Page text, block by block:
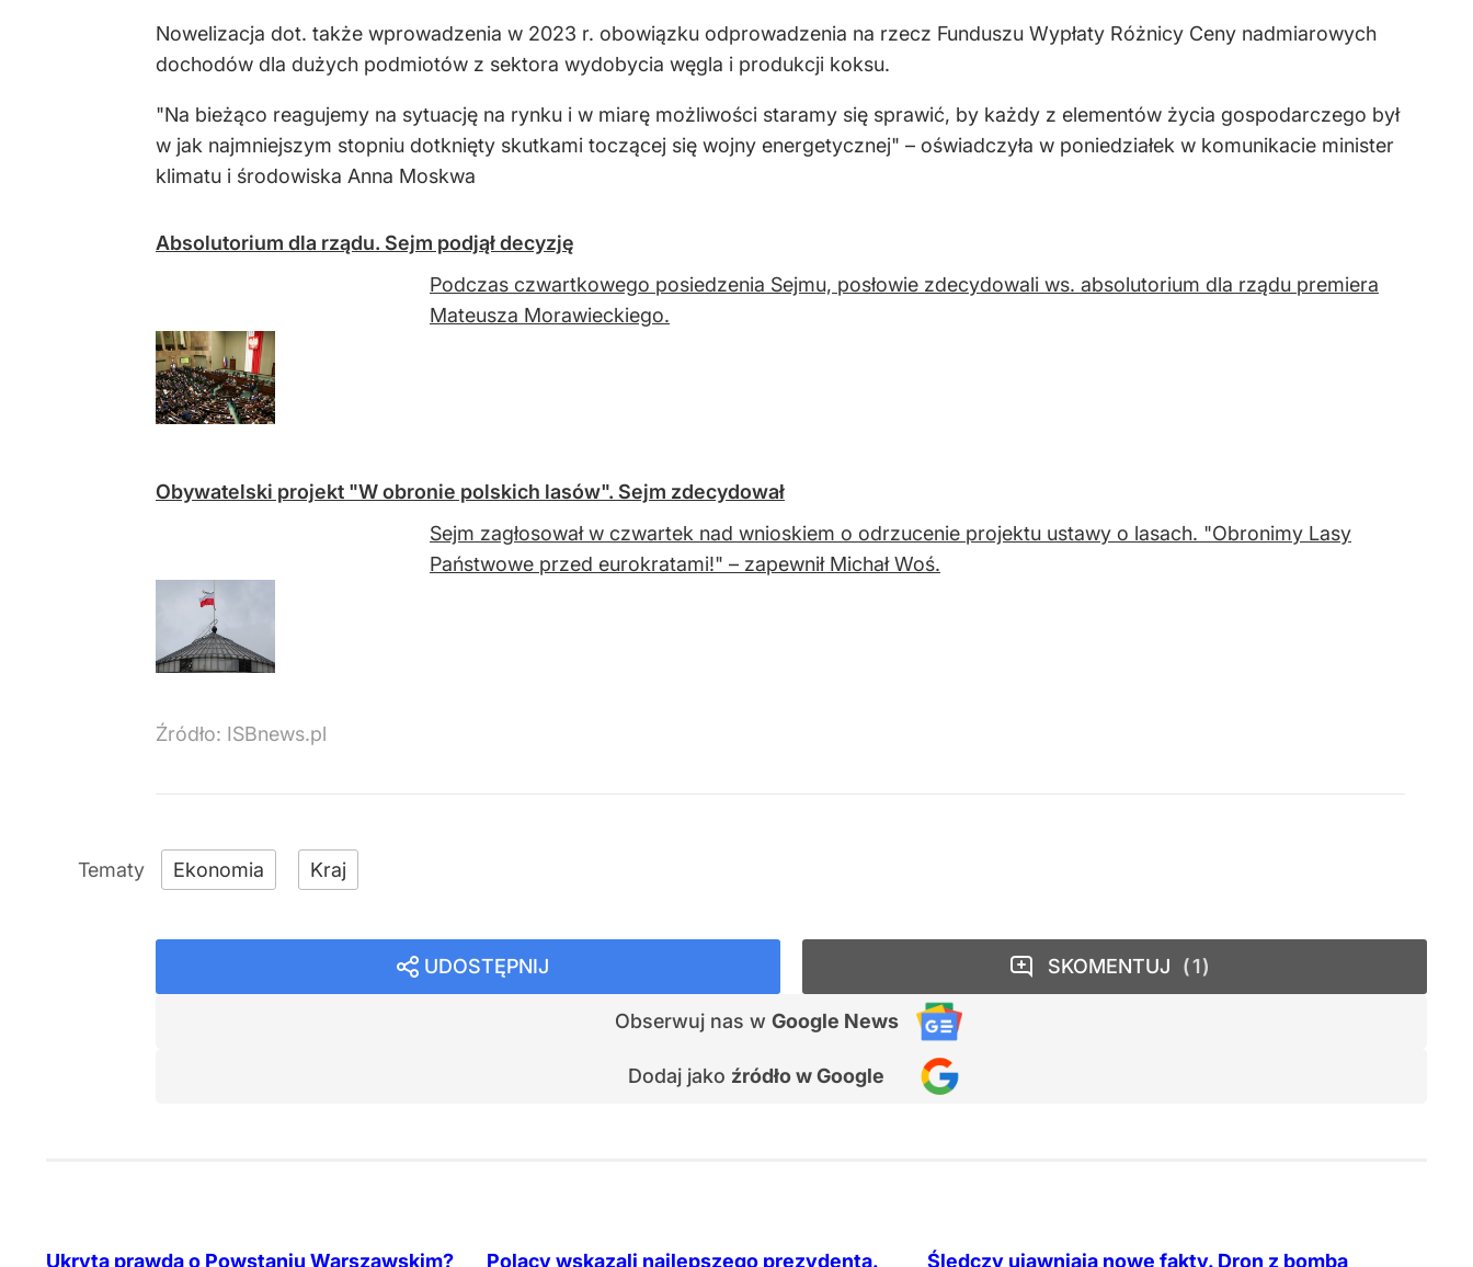
Nowelizacja dot. także wprowadzenia w 2023 r. obowiązku odprowadzenia na rzecz Funduszu Wypłaty Różnicy Ceny nadmiarowych
dochodów dla dużych podmiotów z sektora wydobycia węgla i produkcji koksu.
"Na bieżąco reagujemy na sytuację na rynku i w miarę możliwości staramy się sprawić, by każdy z elementów życia gospodarczego był
w jak najmniejszym stopniu dotknięty skutkami toczącej się wojny energetycznej" – oświadczyła w poniedziałek w komunikacie minister
klimatu i środowiska Anna Moskwa
Absolutorium dla rządu. Sejm podjął decyzję
Podczas czwartkowego posiedzenia Sejmu, posłowie zdecydowali ws. absolutorium dla rządu premiera
Mateusza Morawieckiego.
Obywatelski projekt "W obronie polskich lasów". Sejm zdecydował
Sejm zagłosował w czwartek nad wnioskiem o odrzucenie projektu ustawy o lasach. "Obronimy Lasy
Państwowe przed eurokratami!" – zapewnił Michał Woś.
Źródło: ISBnews.pl
Ekonomia Kraj
UDOSTĘPNIJ
Obserwuj nas w Google News
Dodaj jako źródło w Google
SKOMENTUJ 1
Ukryta prawda o Powstaniu Warszawskim? Polacy wskazali najlepszego prezydenta. Śledczy ujawniają nowe fakty. Dron z bombą